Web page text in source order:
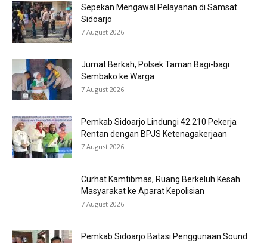
Sepekan Mengawal Pelayanan di Samsat
Sidoarjo
7 August 2026
Jumat Berkah, Polsek Taman Bagi-bagi
Sembako ke Warga
7 August 2026
Pemkab Sidoarjo Lindungi 42.210 Pekerja
Rentan dengan BPJS Ketenagakerjaan
7 August 2026
Curhat Kamtibmas, Ruang Berkeluh Kesah
Masyarakat ke Aparat Kepolisian
7 August 2026
Pemkab Sidoarjo Batasi Penggunaan Sound